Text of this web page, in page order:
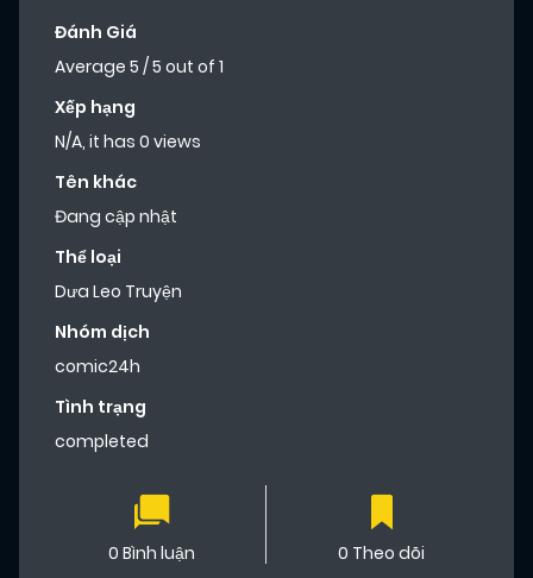
Đánh Giá
Average 5 /5 out of 1
Xếp hạng
N/A, it has 0 views
Tên khác
Đang cập nhật
Thể loại
Dưa Leo Truyện
Nhóm dịch
comic24h
Tình trạng
completed
0 Bình luận 0 Theo dõi